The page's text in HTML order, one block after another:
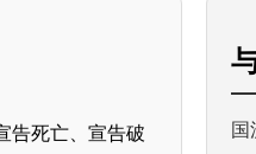
告死亡、宣告破
国